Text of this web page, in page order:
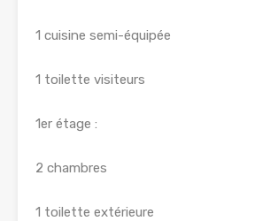
1 cuisine semi-équipée
1 toilette visiteurs
1er étage :
2 chambres
1 toilette extérieure